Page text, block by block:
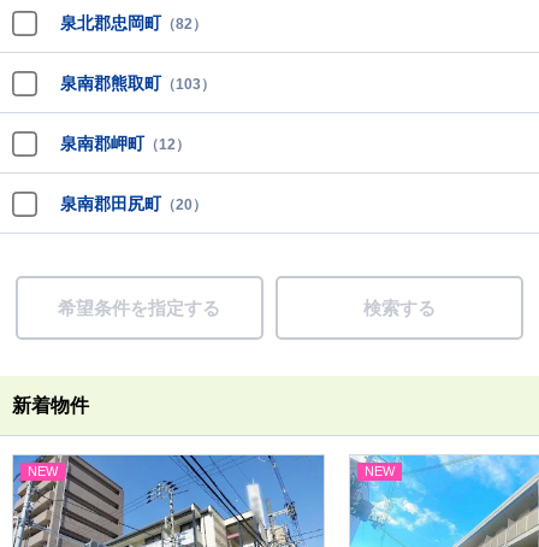
泉北郡忠岡町 （82）
泉南郡熊取町 （103）
泉南郡岬町 （12）
泉南郡田尻町 （20）
希望条件を指定する 検索する
新着物件
NEW NEW